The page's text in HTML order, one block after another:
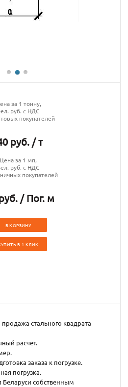
за 1 тонну,
руб. с НДС
покупателей
руб. / т
Цена за 1 мп,
руб. с НДС
покупателей
/ Пог. м
В КОРЗИНУ
В 1 КЛИК
стального квадрата
расчет.
заказа к погрузке.
погрузка.
Беларуси собственным